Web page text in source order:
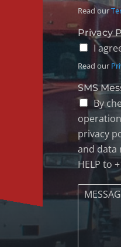
Read our
Privacy
I
Read our
SMS
By
privacy
and data
HELP to